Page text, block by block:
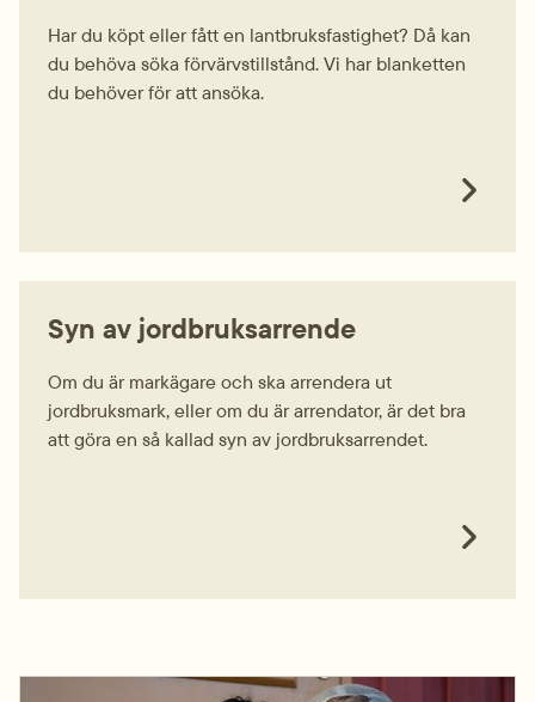
Har du köpt eller fått en lantbruksfastighet? Då kan
du behöva söka förvärvstillstånd. Vi har blanketten
du behöver för att ansöka.
Syn av jordbruksarrende
Om du är markägare och ska arrendera ut
jordbruksmark, eller om du är arrendator, är det bra
att göra en så kallad syn av jordbruksarrendet.